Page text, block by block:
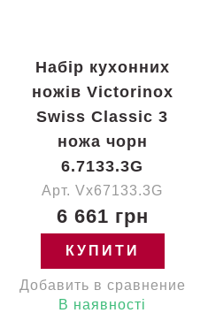
Набір кухонних
ножів Victorinox
Swiss Classic 3
ножа чорн
6.7133.3G
Арт. Vx67133.3G
6 661 грн
КУПИТИ
Добавить в сравнение
В наявності